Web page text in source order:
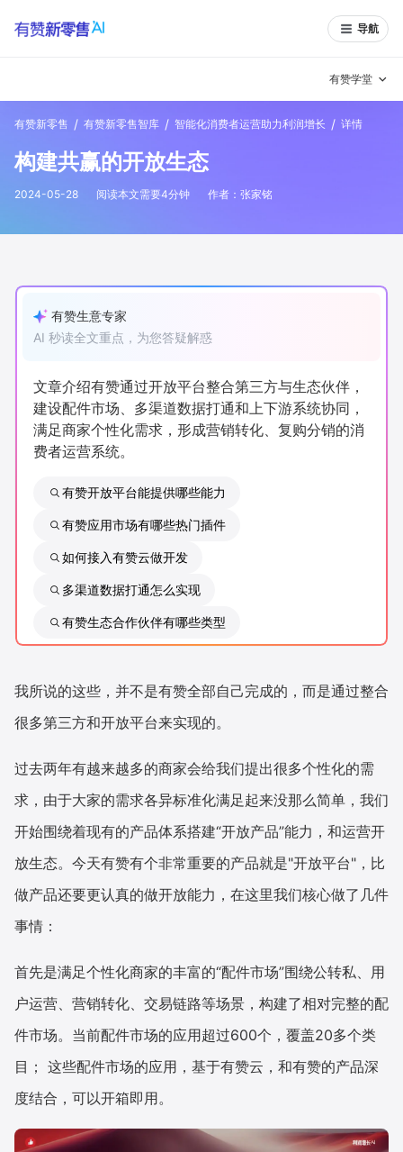
导航
有赞学堂
私域日历
有赞春季发布会 实干家直播间
新零售大会 新零售茶会
新零售私享会 门店经营增长公开课
AllValue
产品更新动态 帮助中心
新零售资讯
培训课程
私域课程 新零售内参
增长俱乐部 有赞商盟
商家社区
合作共进
入驻有赞 认证代理商
有赞云
有赞新零售 / 有赞新零售智库 / 智能化消费者运营助力利润增长 / 详情
构建共赢的开放生态
2024-05-28 阅读本文需要4分钟 作者： 张家铭
有赞生意专家
AI 秒读全文重点，为您答疑解惑
文章介绍有赞通过开放平台整合第三方与生态伙伴，
建设配件市场、多渠道数据打通和上下游系统协同，
满足商家个性化需求，形成营销转化、复购分销的消
费者运营系统。
有赞开放平台能提供哪些能力
有赞应用市场有哪些热门插件
如何接入有赞云做开发
多渠道数据打通怎么实现
有赞生态合作伙伴有哪些类型
我所说的这些，并不是有赞全部自己完成的，而是通过整合
很多第三方和开放平台来实现的。
过去两年有越来越多的商家会给我们提出很多个性化的需
求，由于大家的需求各异标准化满足起来没那么简单，我们
开始围绕着现有的产品体系搭建“开放产品”能力，和运营开
放生态。今天有赞有个非常重要的产品就是"开放平台"，比
做产品还要更认真的做开放能力，在这里我们核心做了几件
事情：
首先是满足个性化商家的丰富的“配件市场”围绕公转私、用
户运营、营销转化、交易链路等场景，构建了相对完整的配
件市场。当前配件市场的应用超过600个，覆盖20多个类
目； 这些配件市场的应用，基于有赞云，和有赞的产品深
度结合，可以开箱即用。